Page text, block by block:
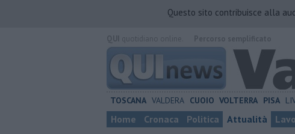
Questo sito contribuisce alla
TOSCANA VALDERA CUOIO VOLTERRA PISA
Home Cronaca Politica Attualità